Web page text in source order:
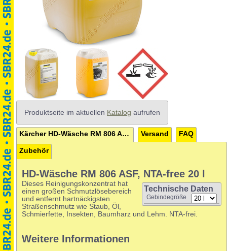
Produktseite im aktuellen Katalog aufrufen
Kärcher HD-Wäsche RM 806 ASF, NTA-free 20 l Versand FAQ
Zubehör
HD-Wäsche RM 806 ASF, NTA-free 20 l
Technische Daten
Gebindegröße
Dieses Reinigungskonzentrat hat
einen großen Schmutzlösebereich
und entfernt hartnäckigsten
Straßenschmutz wie Staub, Öl,
Schmierfette, Insekten, Baumharz und Lehm. NTA-frei.
Weitere Informationen